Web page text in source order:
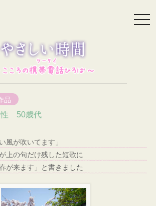
品
性 50歳代
風が吹いてます」
上の句だけ残した短歌に
が来ます」と書きました